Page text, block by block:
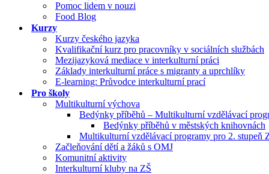
Pomoc lidem v nouzi
Food Blog
Kurzy
Kurzy českého jazyka
Kvalifikační kurz pro pracovníky v sociálních službách
Mezijazyková mediace v interkulturní práci
Základy interkulturní práce s migranty a uprchlíky
E-learning: Průvodce interkulturní prací
Pro školy
Multikulturní výchova
Bedýnky příběhů – Multikulturní vzdělávací
Bedýnky příběhů v městských knihovnách
Multikulturní vzdělávací programy pro 2. stupeň
Začleňování dětí a žáků s OMJ
Komunitní aktivity
Interkulturní kluby na ZŠ